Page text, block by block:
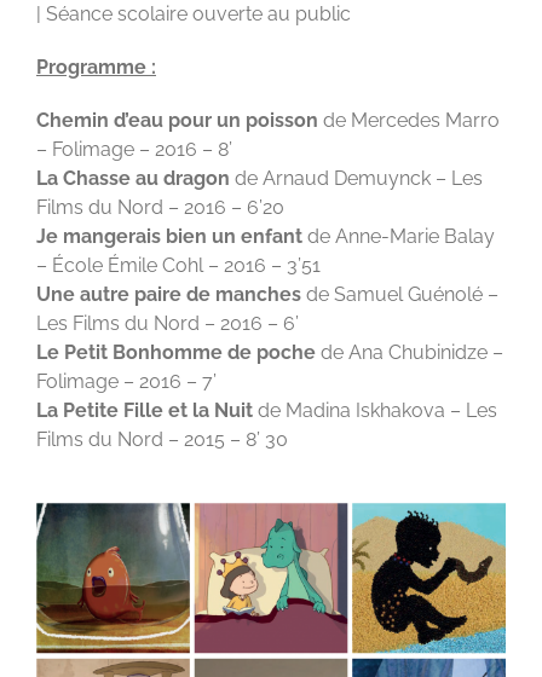
| Séance scolaire ouverte au public
Programme :
Chemin d’eau pour un poisson de Mercedes Marro
– Folimage – 2016 – 8’
La Chasse au dragon de Arnaud Demuynck – Les
Films du Nord – 2016 – 6’20
Je mangerais bien un enfant de Anne-Marie Balay
– École Émile Cohl – 2016 – 3’51
Une autre paire de manches de Samuel Guénolé –
Les Films du Nord – 2016 – 6’
Le Petit Bonhomme de poche de Ana Chubinidze –
Folimage – 2016 – 7’
La Petite Fille et la Nuit de Madina Iskhakova – Les
Films du Nord – 2015 – 8’ 30